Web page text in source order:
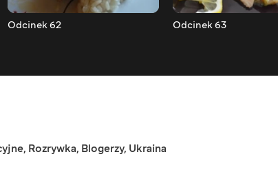
Odcinek 62 Odcinek 63
, Rozrywka, Blogerzy, Ukraina